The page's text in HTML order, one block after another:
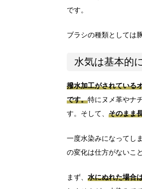
です。
ブラシの種類としては
水気は基本的
撥水加工がされている
です。特にヌメ革やナ
す。そして、 そのまま
一度水染みになってし
の変化は仕方がないこ
まず、 水にぬれた場合